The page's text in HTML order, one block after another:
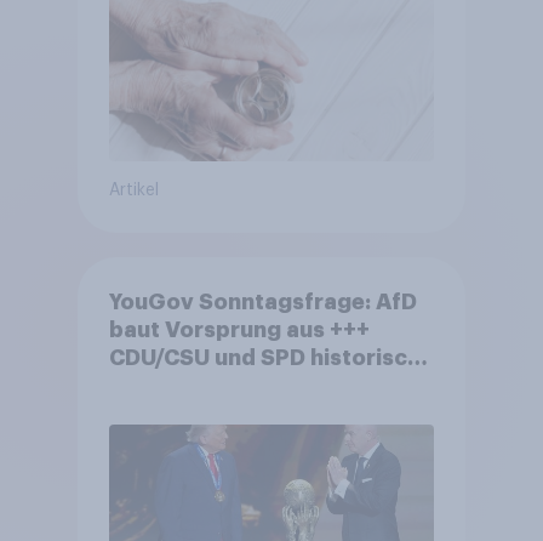
Akzeptanz
Artikel
YouGov Sonntagsfrage: AfD
baut Vorsprung aus +++
CDU/CSU und SPD historisch
Fußball-WM ohne Politik